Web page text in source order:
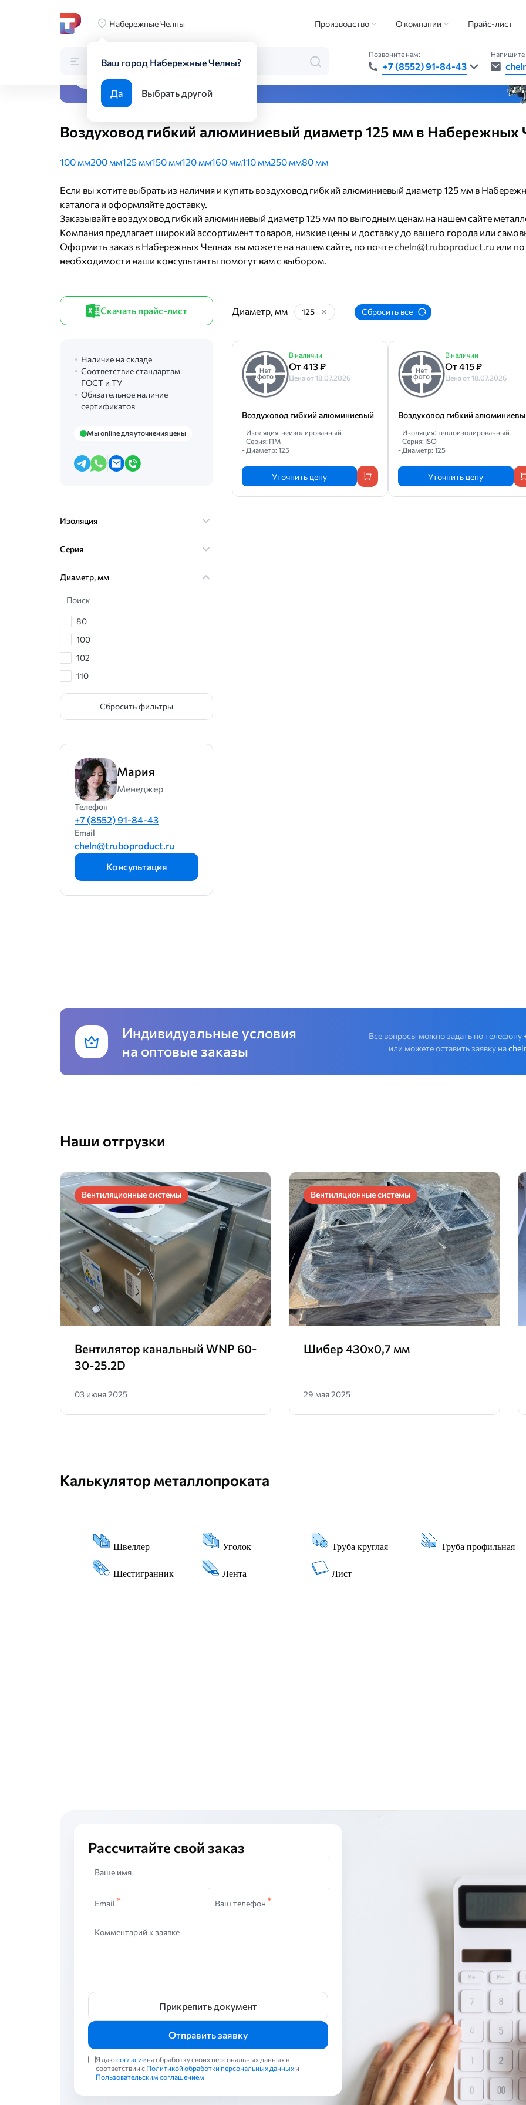
Набережные Челны
Ваш город Набережные Челны?
Да Выбрать другой
Производство О компании Прайс-лист
Каталог Поиск по каталогу
Позвоните нам:
+7 (8552) 91-84-43
Напишите
Главная Каталог Вентиляционные системы Воздуховод гибкий алюминиевый Воздуховод
Все виды металлопроката — быстро, точно, везде
Воздуховод гибкий алюминиевый диаметр 125 мм в Набережных
100 мм200 мм125 мм150 мм120 мм160 мм110 мм250 мм80 мм
Если вы хотите выбрать из наличия и купить воздуховод гибкий алюминиевый диаметр 125 мм в
каталога и оформляйте доставку.
Заказывайте воздуховод гибкий алюминиевый диаметр 125 мм по выгодным ценам на нашем сайте
Компания предлагает широкий ассортимент товаров, низкие цены и доставку до вашего города или
Оформить заказ в Набережных Челнах вы можете на нашем сайте, по почтеcheln@truboproduct.ru или
необходимости наши консультанты помогут вам с выбором.
Скачать прайс-лист
Наличие на складе
Соответствие стандартам
ГОСТ и ТУ
Обязательное наличие
сертификатов
Мы online для уточнения цены
Изоляция
Серия
Диаметр, мм
Поиск
80
100
102
110
115
130
135
140
150
200
250
Сбросить фильтры
Мария
Менеджер
Телефон
+7 (8552) 91-84-43
Email
cheln@truboproduct.ru
Консультация
Диаметр, мм 125 Сбросить все
В наличии
От 413 ₽
Цена от 18.07.2026
Воздуховод гибкий алюминиевый
- Изоляция: неизолированный
- Серия: ПМ
- Диаметр: 125
Уточнить цену
В наличии
От 415 ₽
Цена от 18.07.2026
Воздуховод гибкий
- Изоляция: теплоизолированный
- Серия: ISO
- Диаметр: 125
Уточнить цену
Индивидуальные условия
на оптовые заказы
Все вопросы можно задать по телефону
или можете оставить заявку на
Наши отгрузки
Вентиляционные системы
Вентилятор канальный WNP 60-
30-25.2D
03 июня 2025
Вентиляционные системы
Шибер 430х0,7 мм
29 мая 2025
Калькулятор металлопроката
Рассчитайте свой заказ
Ваше имя
Email Ваш телефон
Комментарий к заявке
Прикрепить документ
Отправить заявку
Я даюсогласие на обработку своих персональных данных в
соответствии с Политикой обработки персональных данных и
Пользовательским соглашением